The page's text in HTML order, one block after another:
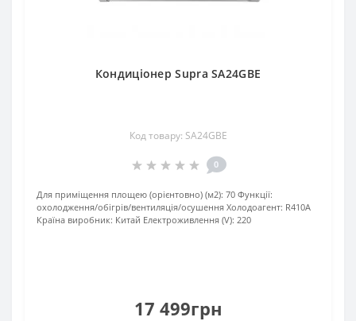
Кондиціонер Supra SA24GBE
Код товару: SA24GBE
0
Для приміщення площею (орієнтовно) (м2): 70 Функції:
охолодження/обігрів/вентиляція/осушення Xолодоагент: R410А
Країна виробник: Китай Електроживлення (V): 220
17 499грн